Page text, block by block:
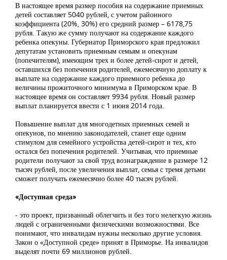
В настоящее время размер пособия на содержание приемных
детей составляет 5040 рублей, с учетом районного
коэффициента (20%, 30%) его средний размер – 6178,75
рубля. Такую же сумму получают на содержание каждого
ребенка опекуны. Губернатор Приморского края предложил
депутатам установить приемным семьям и опекунам
(попечителям), имеющим трех и более детей-сирот и детей,
оставшихся без попечения родителей, ежемесячную доплату к
выплате на содержание каждого приемного ребенка до
величины прожиточного минимума в Приморском крае. В
настоящее время он составляет 9934 рубля. Новый размер
выплат планируется ввести с 1 июня 2014 года.
Повышение выплат для многодетных приемных семей и
опекунов, по мнению законодателей, станет еще одним
стимулом для семейного устройства детей-сирот и тех, кто
остался без попечения родителей. Учитывая, что приемные
родители получают за свой труд вознаграждение в размере 12
тысяч рублей, после увеличения выплат, семья с тремя детьми
сможет получать ежемесячно более 40 тысяч рублей.
«Доступная среда»
- это проект, призванный облегчить и без того нелегкую жизнь
людей с ограниченными физическими возможностями. Все
понимают, что инвалидам нужны несколько другие условия.
Закон о «Доступной среде» принят в Приморье. На инвалидов
выделят почти 69 миллионов рублей.